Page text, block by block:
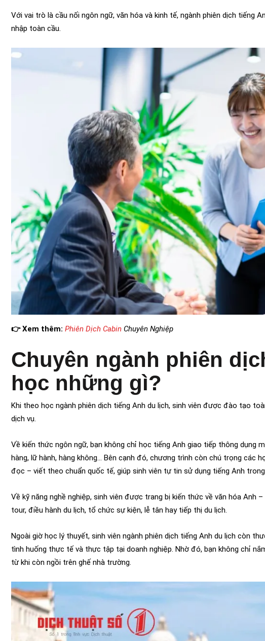
Với vai trò là cầu nối ngôn ngữ, văn hóa và kinh tế, ngành phiên dịch tiếng
nhập toàn cầu.
👉 Xem thêm: Phiên Dịch Cabin Chuyên Nghiệp
Chuyên ngành phiên
học những gì?
Khi theo học ngành phiên dịch tiếng Anh du lịch, sinh viên được đào tạo
dịch vụ.
Về kiến thức ngôn ngữ, bạn không chỉ học tiếng Anh giao tiếp thông dụng
hàng, lữ hành, hàng không… Bên cạnh đó, chương trình còn chú trọng các
đọc – viết theo chuẩn quốc tế, giúp sinh viên tự tin sử dụng tiếng Anh
Về kỹ năng nghề nghiệp, sinh viên được trang bị kiến thức về văn hóa Anh
tour, điều hành du lịch, tổ chức sự kiện, lễ tân hay tiếp thị du lịch.
Ngoài giờ học lý thuyết, sinh viên ngành phiên dịch tiếng Anh du lịch còn
tình huống thực tế và thực tập tại doanh nghiệp. Nhờ đó, bạn không chỉ
từ khi còn ngồi trên ghế nhà trường.